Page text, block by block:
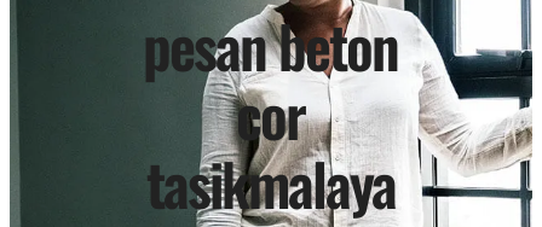
pesan beton
cor
tasikmalaya